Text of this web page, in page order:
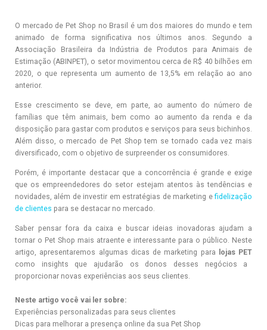
O mercado de Pet Shop no Brasil é um dos maiores do mundo e tem
animado de forma significativa nos últimos anos. Segundo a
Associação Brasileira da Indústria de Produtos para Animais de
Estimação (ABINPET), o setor movimentou cerca de R$ 40 bilhões em
2020, o que representa um aumento de 13,5% em relação ao ano
anterior.
Esse crescimento se deve, em parte, ao aumento do número de
famílias que têm animais, bem como ao aumento da renda e da
disposição para gastar com produtos e serviços para seus bichinhos.
Além disso, o mercado de Pet Shop tem se tornado cada vez mais
diversificado, com o objetivo de surpreender os consumidores.
Porém, é importante destacar que a concorrência é grande e exige
que os empreendedores do setor estejam atentos às tendências e
novidades, além de investir em estratégias de marketing efidelização
de clientes para se destacar no mercado.
Saber pensar fora da caixa e buscar ideias inovadoras ajudam a
tornar o Pet Shop mais atraente e interessante para o público. Neste
artigo, apresentaremos algumas dicas de marketing para
lojas PET
como insights que ajudarão os donos desses negócios a
proporcionar novas experiências aos seus clientes.
Neste artigo você vai ler sobre:
Experiências personalizadas para seus clientes
Dicas para melhorar a presença online da sua Pet Shop